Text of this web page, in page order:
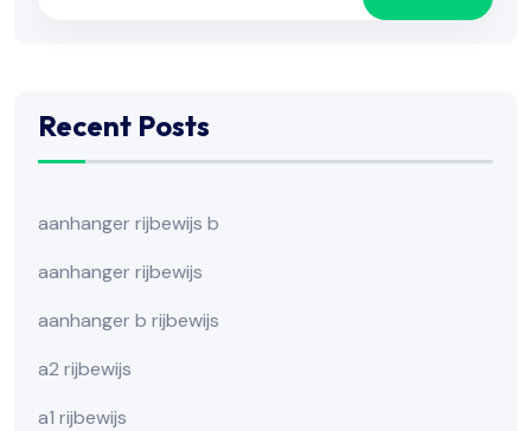
Recent Posts
aanhanger rijbewijs b
aanhanger rijbewijs
aanhanger b rijbewijs
a2 rijbewijs
a1 rijbewijs